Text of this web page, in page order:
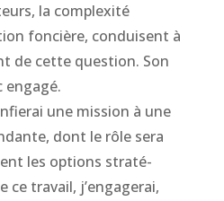
la complexité
foncière, conduisent à
de cette question. Son
engagé.
une mission à une
dont le rôle sera
les options straté-
ce travail, j’engagerai,